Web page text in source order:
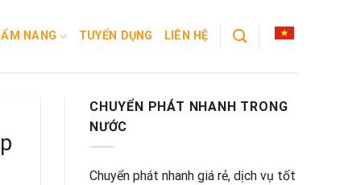
NANG TUYỂN DỤNG LIÊN HỆ
CHUYỂN PHÁT NHANH TRONG
NƯỚC
Chuyển phát nhanh giá rẻ, dịch vụ tốt